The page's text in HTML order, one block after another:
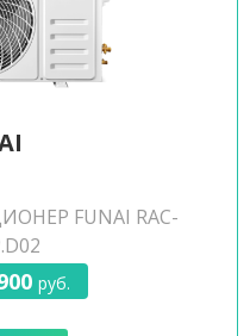
FUNAI RAC-
руб.